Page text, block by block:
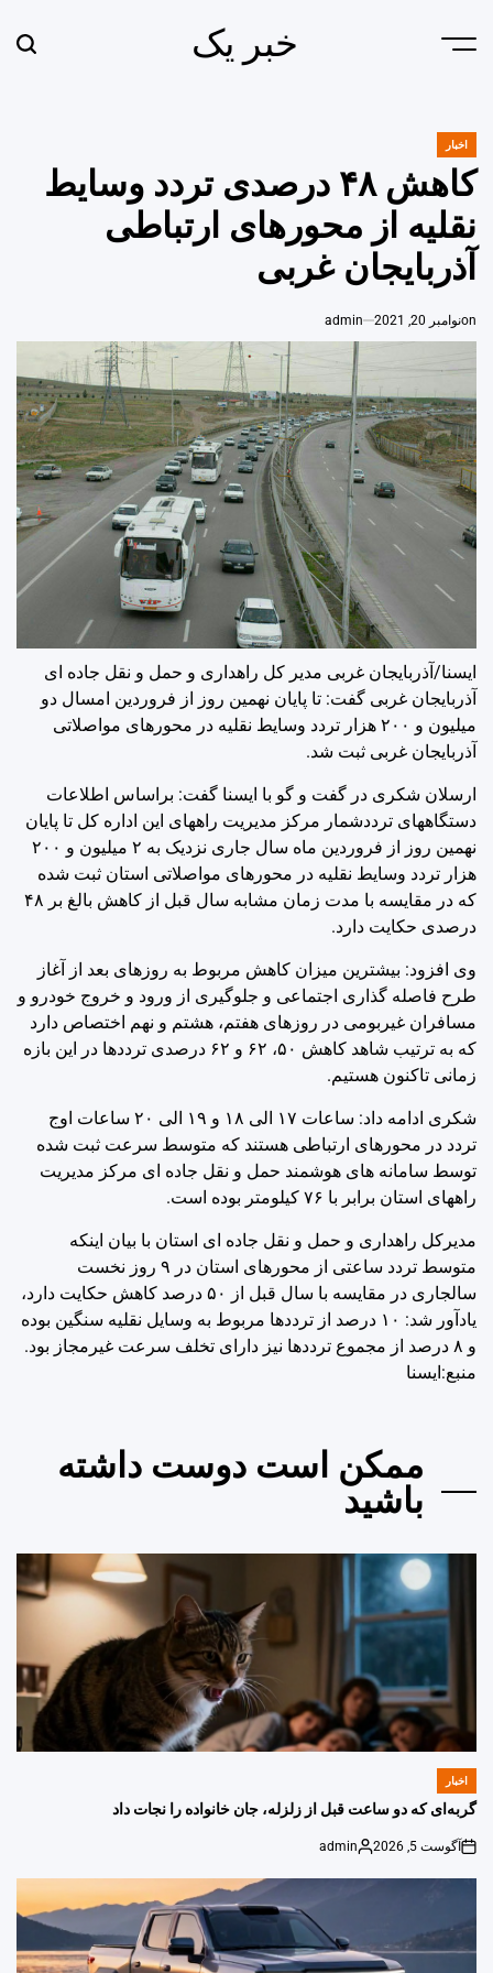
Menu خبر یک
POSTED
IN
اخبار
کاهش ۴۸ درصدی تردد وسایط
نقلیه از محورهای ارتباطی
آذربایجان غربی
onنوامبر 20, 2021 admin
ایسنا/آذربایجان غربی مدیر کل راهداری و حمل و نقل جاده ای
آذربایجان غربی گفت: تا پایان نهمین روز از فروردین امسال دو
میلیون و ۲۰۰ هزار تردد وسایط نقلیه در محورهای مواصلاتی
آذربایجان غربی ثبت شد.
ارسلان شکری در گفت و گو با ایسنا گفت: براساس اطلاعات
دستگاههای ترددشمار مرکز مدیریت راههای این اداره کل تا پایان
نهمین روز از فروردین ماه سال جاری نزدیک به ۲ میلیون و ۲۰۰
هزار تردد وسایط نقلیه در محورهای مواصلاتی استان ثبت شده
که در مقایسه با مدت زمان مشابه سال قبل از کاهش بالغ بر ۴۸
درصدی حکایت دارد.
وی افزود: بیشترین میزان کاهش مربوط به روزهای بعد از آغاز
طرح فاصله گذاری اجتماعی و جلوگیری از ورود و خروج خودرو و
مسافران غیربومی در روزهای هفتم، هشتم و نهم اختصاص دارد
که به ترتیب شاهد کاهش ۵۰، ۶۲ و ۶۲ درصدی ترددها در این بازه
زمانی تاکنون هستیم.
شکری ادامه داد: ساعات ۱۷ الی ۱۸ و ۱۹ الی ۲۰ ساعات اوج
تردد در محورهای ارتباطی هستند که متوسط سرعت ثبت شده
توسط سامانه های هوشمند حمل و نقل جاده ای مرکز مدیریت
راههای استان برابر با ۷۶ کیلومتر بوده است.
مدیرکل راهداری و حمل و نقل جاده ای استان با بیان اینکه
متوسط تردد ساعتی از محورهای استان در ۹ روز نخست
سالجاری در مقایسه با سال قبل از ۵۰ درصد کاهش حکایت دارد،
یادآور شد: ۱۰ درصد از ترددها مربوط به وسایل نقلیه سنگین بوده
و ۸ درصد از مجموع ترددها نیز دارای تخلف سرعت غیرمجاز بود.
منبع:ایسنا
ممکن است دوست داشته
باشید
POSTED
IN
اخبار
گربه‌ای که دو ساعت قبل از زلزله، جان خانواده را نجات داد
on
آگوست 5, 2026
Posted
admin